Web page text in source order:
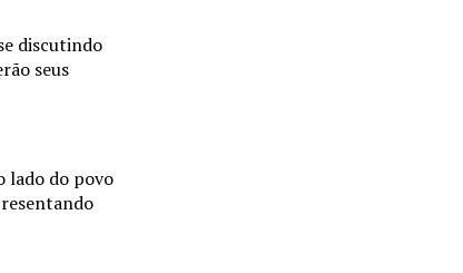
discutindo
seus
lado do povo